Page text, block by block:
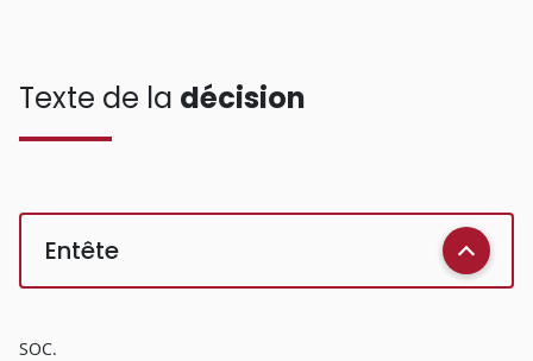
Texte de la décision
Entête
SOC.